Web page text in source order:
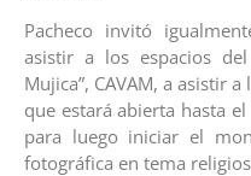
Pacheco invitó
asistir a los espacios
Mujica”, CAVAM, a asistir
que estará abierta hasta
para luego iniciar el
fotográfica en tema